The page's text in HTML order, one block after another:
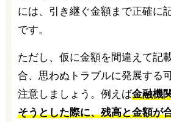
には、引き継ぐ金額まで正確に
です。
ただし、仮に金額を間違えて記
合、思わぬトラブルに発展する
注意しましょう。例えば金融機
そうとした際に、残高と金額が